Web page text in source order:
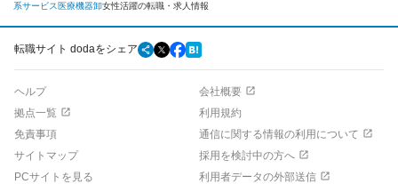
系サービス 医療機器卸女性活躍の転職・求人情報
転職サイト dodaをシェア
ヘルプ
会社概要
拠点一覧
利用規約
免責事項
通信に関する情報の利用について
サイトマップ
採用を検討中の方へ
PCサイトを見る
利用者データの外部送信